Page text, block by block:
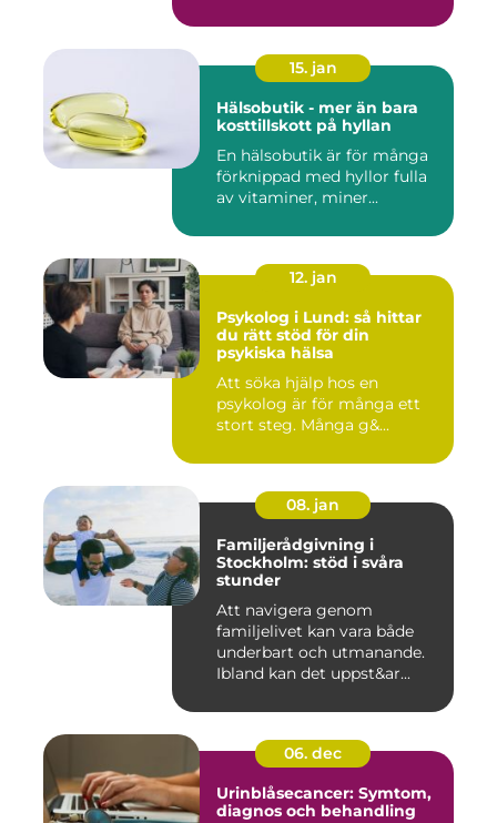
15. jan
Hälsobutik - mer än bara
kosttillskott på hyllan
En hälsobutik är för många
förknippad med hyllor fulla
av vitaminer, miner...
12. jan
Psykolog i Lund: så hittar
du rätt stöd för din
psykiska hälsa
Att söka hjälp hos en
psykolog är för många ett
stort steg. Många g&...
08. jan
Familjerådgivning i
Stockholm: stöd i svåra
stunder
Att navigera genom
familjelivet kan vara både
underbart och utmanande.
Ibland kan det uppst&ar...
06. dec
Urinblåsecancer: Symtom,
diagnos och behandling